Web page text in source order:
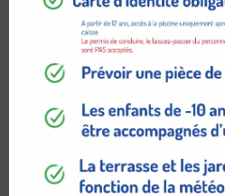
AGYNESS
119.95
ADD TO CART